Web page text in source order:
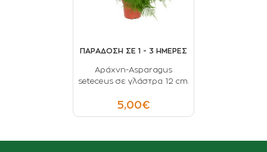
ΠΑΡΑΔΟΣΗ ΣΕ 1 - 3 ΗΜΕΡΕΣ
Αράχνη-Asparagus
seteceus σε γλάστρα 12 cm.
5,00€